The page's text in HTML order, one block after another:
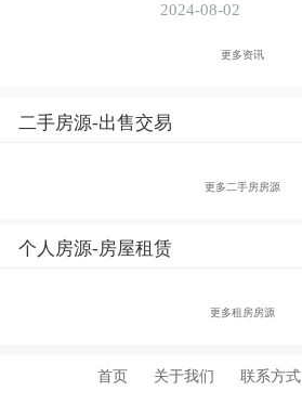
2024-08-02
更多资讯
二手房源-出售交易
更多二手房房源
个人房源-房屋租赁
更多租房房源
首页 关于我们 联系方式